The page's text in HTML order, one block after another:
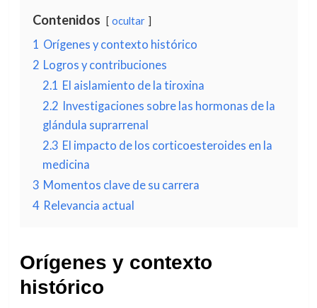
Contenidos ocultar
1 Orígenes y contexto histórico
2 Logros y contribuciones
2.1 El aislamiento de la tiroxina
2.2 Investigaciones sobre las hormonas de la
glándula suprarrenal
2.3 El impacto de los corticoesteroides en la
medicina
3 Momentos clave de su carrera
4 Relevancia actual
Orígenes y contexto
histórico